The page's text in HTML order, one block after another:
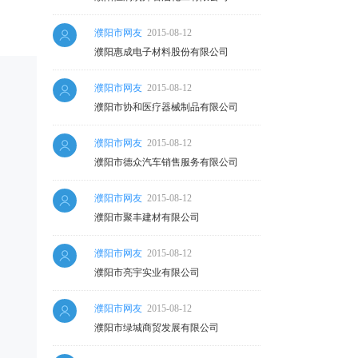
濮阳市网友 2015-08-12
濮阳惠成电子材料股份有限公司
濮阳市网友 2015-08-12
濮阳市协和医疗器械制品有限公司
濮阳市网友 2015-08-12
濮阳市德众汽车销售服务有限公司
濮阳市网友 2015-08-12
濮阳市聚丰建材有限公司
濮阳市网友 2015-08-12
濮阳市亮宇实业有限公司
濮阳市网友 2015-08-12
濮阳市绿城商贸发展有限公司